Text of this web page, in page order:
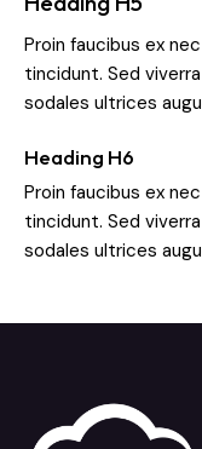
Proin faucibus ex
tincidunt. Sed
sodales ultrices
Heading H6
Proin faucibus ex
tincidunt. Sed
sodales ultrices